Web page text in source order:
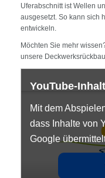
Uferabschnitt ist Wellen
ausgesetzt. So kann sich
entwickeln.
Möchten Sie mehr
unsere
YouTube-Inhalt
Mit dem
dass Inhalte von
Google